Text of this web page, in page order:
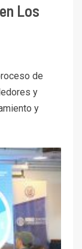
Los
de
y
y